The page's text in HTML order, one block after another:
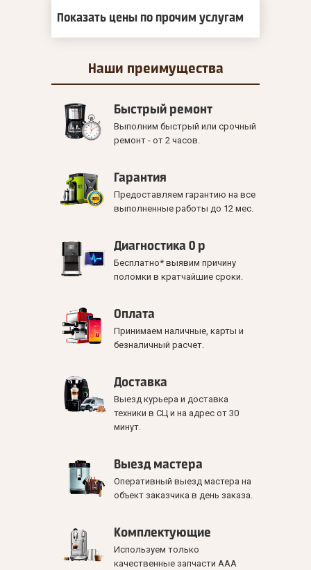
Показать цены по прочим услугам
Наши преимущества
Быстрый ремонт
Выполним быстрый или срочный
ремонт - от 2 часов.
Гарантия
Предоставляем гарантию на все
выполненные работы до 12 мес.
Диагностика 0 р
Бесплатно* выявим причину
поломки в кратчайшие сроки.
Оплата
Принимаем наличные, карты и
безналичный расчет.
Доставка
Выезд курьера и доставка
техники в СЦ и на адрес от 30
минут.
Выезд мастера
Оперативный выезд мастера на
объект заказчика в день заказа.
Комплектующие
Используем только
качественные запчасти ААА